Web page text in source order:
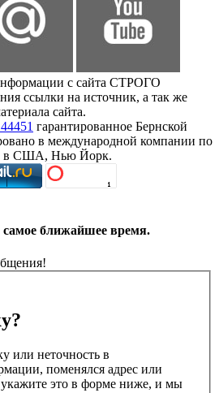
с сайта СТРОГО
ссылки на источник, а так же
сайта.
гарантированное Бернской
в международной компании по
в США, Нью Йорк.
ближайшее время.
или неточность в
поменялся адрес или
укажите это в форме ниже, и мы